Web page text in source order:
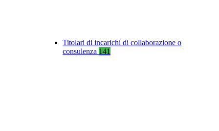
Titolari di incarichi di collaborazione o
consulenza 141